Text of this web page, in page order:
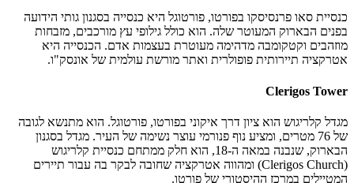
כנסיית סאו פרנסיסקו בפורטו, פורטוגל היא כנסייה בסגנון גותי הידועה
בפנים הבארוק המעוטר שלה. הוא כולל גילופי עץ מורכבים, מזבחות
מוזהבים וקטקומבה מדהימה מעוטרת בעצמות אדם. הכנסייה היא
אטרקציה תיירותית פופולרית ואתר מורשת עולמית של אונסק"ו.
Clerigos Tower
מגדל קלריגוש הוא ציון דרך איקוני בפורטו, פורטוגל. הוא מתנשא לגובה
של 76 מטרים, ומציע נוף פנורמי עוצר נשימה של העיר. מגדל בסגנון
הבארוק, שנבנה במאה ה-18, הוא חלק ממתחם כנסיית קלריגוש
(Clerigos Church) ומהווה אטרקציה שחובה לבקר בה עבור תיירים
המטיילים במרכז ההיסטורי של פורטו.